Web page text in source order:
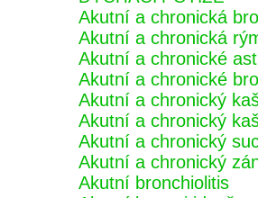
Akutní a chronická
Akutní a chronická
Akutní a chronické
Akutní a chronické
Akutní a chronický
Akutní a chronický
Akutní a chronický
Akutní a chronický
Akutní bronchiolitis